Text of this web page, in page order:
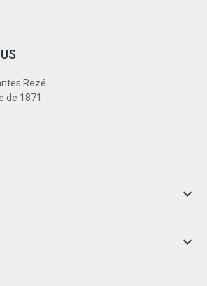
Rezé
de 1871

